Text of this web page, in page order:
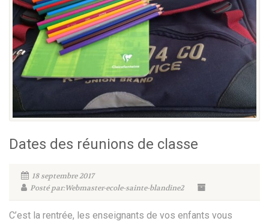
Dates des réunions de classe
18 septembre 2017
Posté par:Webmaster-ecole-sainte-blandine2
C’est la rentrée, les enseignants de vos enfants vous